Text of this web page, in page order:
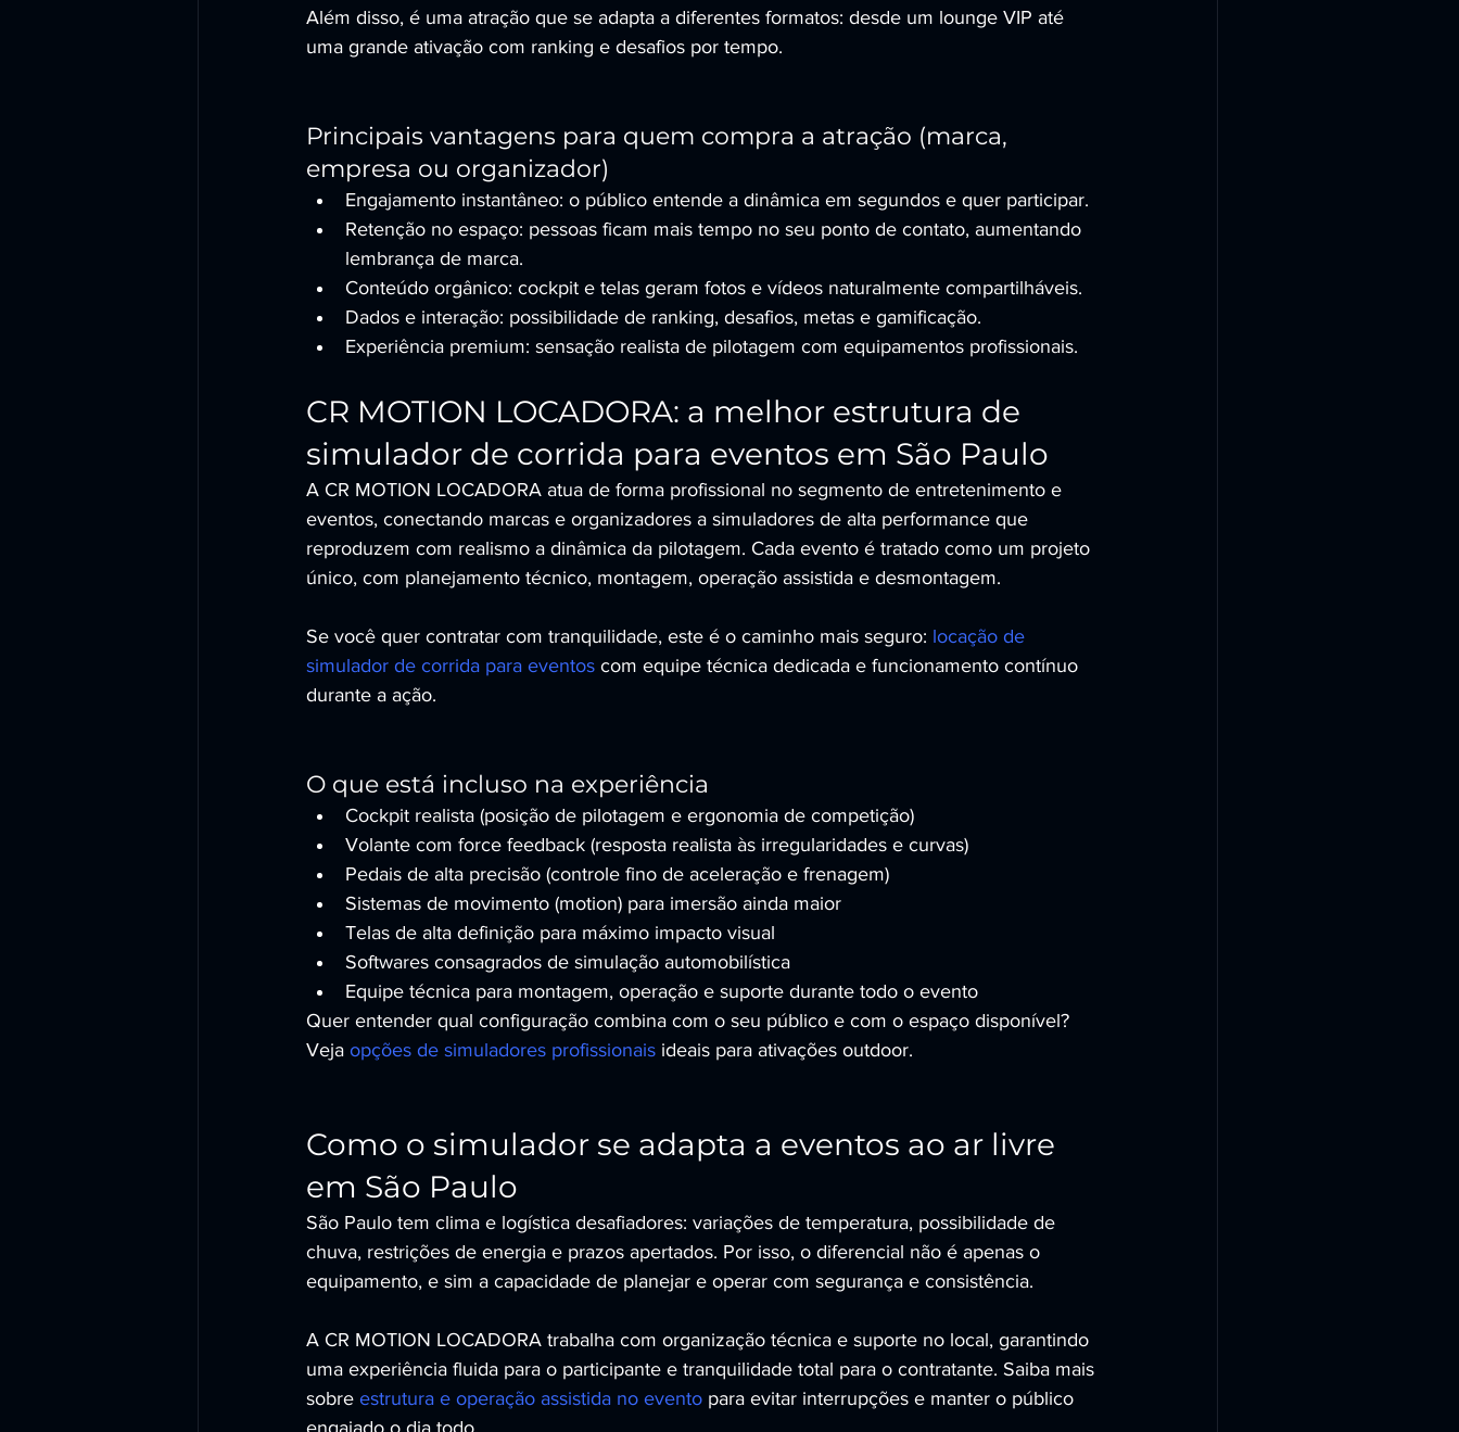
Além disso, é uma atração que se adapta a diferentes formatos: desde um lounge VIP até
uma grande ativação com ranking e desafios por tempo.
Principais vantagens para quem compra a atração (marca,
empresa ou organizador)
Engajamento instantâneo: o público entende a dinâmica em segundos e quer participar.
Retenção no espaço: pessoas ficam mais tempo no seu ponto de contato, aumentando
lembrança de marca.
Conteúdo orgânico: cockpit e telas geram fotos e vídeos naturalmente compartilháveis.
Dados e interação: possibilidade de ranking, desafios, metas e gamificação.
Experiência premium: sensação realista de pilotagem com equipamentos profissionais.
CR MOTION LOCADORA: a melhor estrutura de
simulador de corrida para eventos em São Paulo
A CR MOTION LOCADORA atua de forma profissional no segmento de entretenimento e
eventos, conectando marcas e organizadores a simuladores de alta performance que
reproduzem com realismo a dinâmica da pilotagem. Cada evento é tratado como um projeto
único, com planejamento técnico, montagem, operação assistida e desmontagem.
Se você quer contratar com tranquilidade, este é o caminho mais seguro: locação de
simulador de corrida para eventos com equipe técnica dedicada e funcionamento contínuo
durante a ação.
O que está incluso na experiência
Cockpit realista (posição de pilotagem e ergonomia de competição)
Volante com force feedback (resposta realista às irregularidades e curvas)
Pedais de alta precisão (controle fino de aceleração e frenagem)
Sistemas de movimento (motion) para imersão ainda maior
Telas de alta definição para máximo impacto visual
Softwares consagrados de simulação automobilística
Equipe técnica para montagem, operação e suporte durante todo o evento
Quer entender qual configuração combina com o seu público e com o espaço disponível?
Veja opções de simuladores profissionais ideais para ativações outdoor.
Como o simulador se adapta a eventos ao ar livre
em São Paulo
São Paulo tem clima e logística desafiadores: variações de temperatura, possibilidade de
chuva, restrições de energia e prazos apertados. Por isso, o diferencial não é apenas o
equipamento, e sim a capacidade de planejar e operar com segurança e consistência.
A CR MOTION LOCADORA trabalha com organização técnica e suporte no local, garantindo
uma experiência fluida para o participante e tranquilidade total para o contratante. Saiba mais
sobre estrutura e operação assistida no evento para evitar interrupções e manter o público
engajado o dia todo.